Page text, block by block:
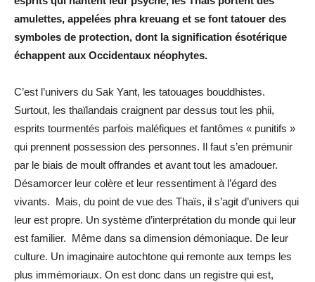
amulettes, appelées phra kreuang et se font tatouer des
symboles de protection, dont la signification ésotérique
échappent aux Occidentaux néophytes.
C’est l’univers du Sak Yant, les tatouages bouddhistes.
Surtout, les thaïlandais craignent par dessus tout les phii,
esprits tourmentés parfois maléfiques et fantômes « punitifs »
qui prennent possession des personnes. Il faut s’en prémunir
par le biais de moult offrandes et avant tout les amadouer.
Désamorcer leur colère et leur ressentiment à l’égard des
vivants. Mais, du point de vue des Thaïs, il s’agit d’univers qui
leur est propre. Un système d’interprétation du monde qui leur
est familier. Même dans sa dimension démoniaque. De leur
culture. Un imaginaire autochtone qui remonte aux temps les
plus immémoriaux. On est donc dans un registre qui est,